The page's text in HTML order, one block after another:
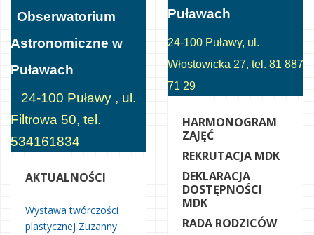
Obserwatorium
Astronomiczne w
Puławach
24-100 Puławy , ul.
Filtrowa 50, tel.
534161834
AKTUALNOŚCI
Wystawa twórczości
plastycznej Zuzanny
Puławach
24-100 Puławy, ul.
Włostowicka 27, tel. 81 887
71 29
HARMONOGRAM
ZAJĘĆ
REKRUTACJA MDK
DEKLARACJA
DOSTĘPNOŚCI
MDK
RADA RODZICÓW